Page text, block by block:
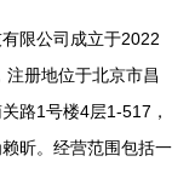
限公司成立于2022
注册地位于北京市昌
路1号楼4层1-517，
昕。经营范围包括一